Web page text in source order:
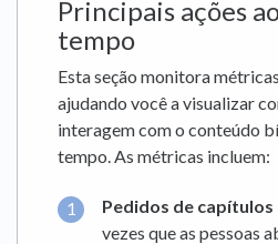
Principais ações
tempo
Esta seção monitora
ajudando você a visualizar
interagem com o conteúdo
tempo. As métricas incluem:
Pedidos de capítulos
vezes que as pessoas